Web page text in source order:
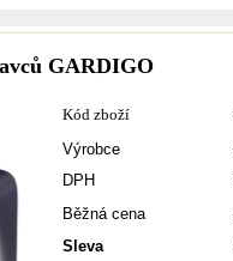
GARDIGO
Kód zboží
Výrobce
DPH
Běžná cena
Sleva